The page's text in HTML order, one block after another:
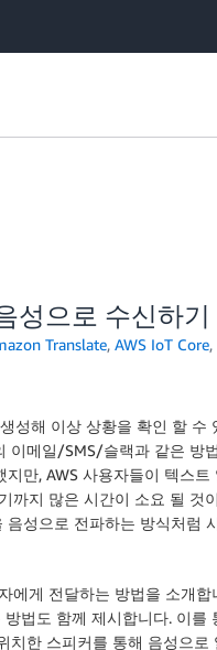
성으로 수신하기
Translate, AWS IoT Core,
성해 이상 상황을 확인 할 수
이메일/SMS/슬랙과 같은 방
만, AWS 사용자들이 텍스트
까지 많은 시간이 소요 될 것
성으로 전파하는 방식처럼
에게 전달하는 방법을 소개합
법도 함께 제시합니다. 이를
치한 스피커를 통해 음성으로